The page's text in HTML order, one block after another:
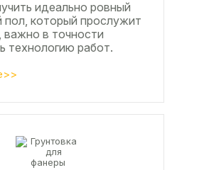
идеально ровный
пол, который прослужит
важно в точности
технологию работ.
из самых простых и
методов считается...